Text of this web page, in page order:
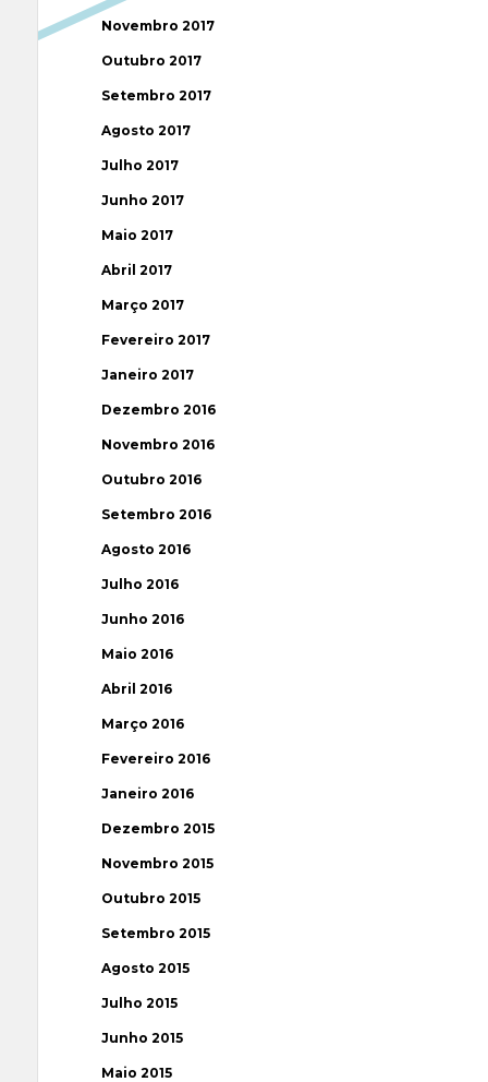
Novembro 2017
Outubro 2017
Setembro 2017
Agosto 2017
Julho 2017
Junho 2017
Maio 2017
Abril 2017
Março 2017
Fevereiro 2017
Janeiro 2017
Dezembro 2016
Novembro 2016
Outubro 2016
Setembro 2016
Agosto 2016
Julho 2016
Junho 2016
Maio 2016
Abril 2016
Março 2016
Fevereiro 2016
Janeiro 2016
Dezembro 2015
Novembro 2015
Outubro 2015
Setembro 2015
Agosto 2015
Julho 2015
Junho 2015
Maio 2015